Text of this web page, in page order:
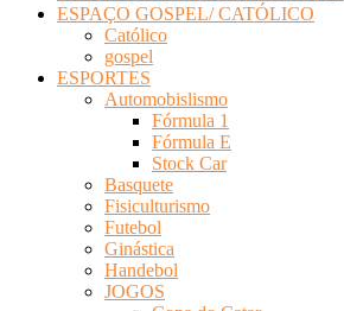
ESPAÇO GOSPEL/ CATÓLICO
Católico
gospel
ESPORTES
Automobislismo
Fórmula 1
Fórmula E
Stock Car
Basquete
Fisiculturismo
Futebol
Ginástica
Handebol
JOGOS